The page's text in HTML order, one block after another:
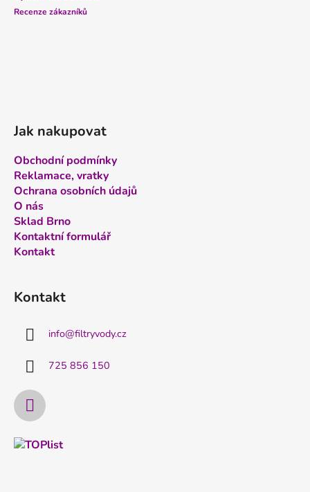
Recenze zákazníků
Jak nakupovat
Obchodní podmínky
Reklamace, vratky
Ochrana osobních údajů
O nás
Sklad Brno
Kontaktní formulář
Kontakt
Kontakt
info@filtryvody.cz
725 856 150